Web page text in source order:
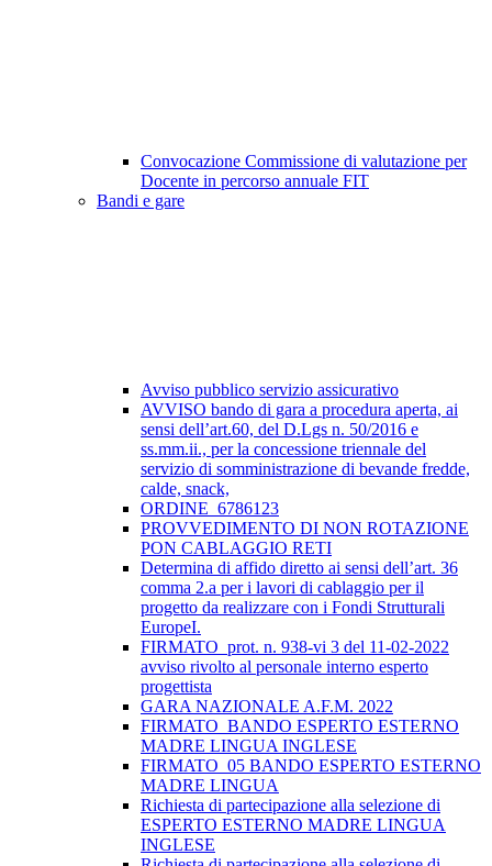
Convocazione Commissione di valutazione per
Docente in percorso annuale FIT
Bandi e gare
Avviso pubblico servizio assicurativo
AVVISO bando di gara a procedura aperta, ai
sensi dell’art.60, del D.Lgs n. 50/2016 e
ss.mm.ii., per la concessione triennale del
servizio di somministrazione di bevande fredde,
calde, snack,
ORDINE_6786123
PROVVEDIMENTO DI NON ROTAZIONE
PON CABLAGGIO RETI
Determina di affido diretto ai sensi dell’art. 36
comma 2.a per i lavori di cablaggio per il
progetto da realizzare con i Fondi Strutturali
EuropeI.
FIRMATO_prot. n. 938-vi 3 del 11-02-2022
avviso rivolto al personale interno esperto
progettista
GARA NAZIONALE A.F.M. 2022
FIRMATO_BANDO ESPERTO ESTERNO
MADRE LINGUA INGLESE
FIRMATO_05 BANDO ESPERTO ESTERNO
MADRE LINGUA
Richiesta di partecipazione alla selezione di
ESPERTO ESTERNO MADRE LINGUA
INGLESE